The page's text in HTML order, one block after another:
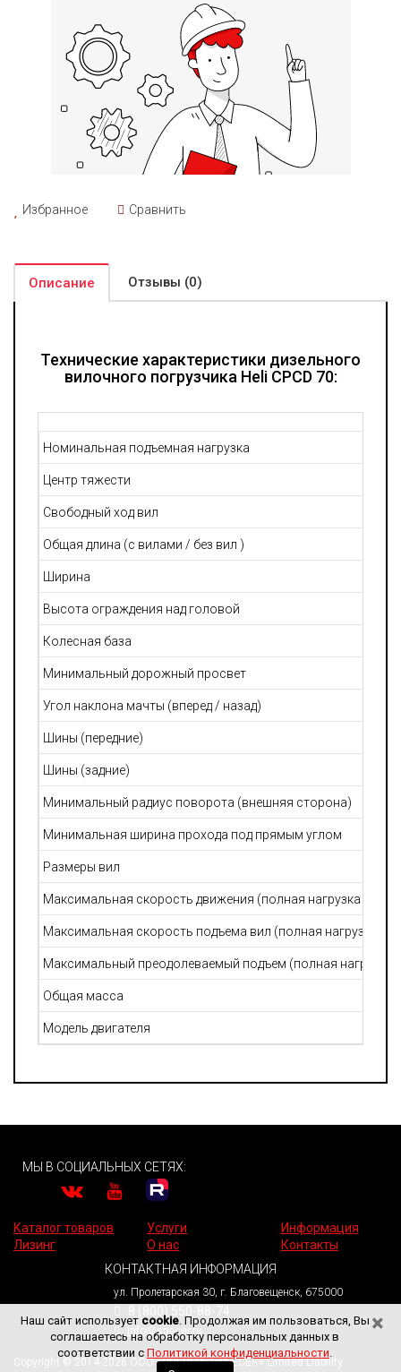
Избранное Сравнить
Описание Отзывы (0)
Технические характеристики дизельного
вилочного погрузчика Heli CPCD 70:
Номинальная подъемная нагрузка
Центр тяжести
Свободный ход вил
Общая длина (с вилами / без вил )
Ширина
Высота ограждения над головой
Колесная база
Минимальный дорожный просвет
Угол наклона мачты (вперед / назад)
Шины (передние)
Шины (задние)
Минимальный радиус поворота (внешняя сторона)
Минимальная ширина прохода под прямым углом
Размеры вил
Максимальная скорость движения (полная нагрузка / без
Максимальная скорость подъема вил (полная нагрузка /
Максимальный преодолеваемый подъем (полная нагрузка /
Общая масса
Модель двигателя
МЫ В СОЦИАЛЬНЫХ СЕТЯХ:
Каталог товаров Услуги
Информация
Лизинг
О нас
Контакты
КОНТАКТНАЯ ИНФОРМАЦИЯ
ул. Пролетарская 30, г. Благовещенск, 675000
8 (800) 550-88-74
info@specer.ru
Copyright © 2014-2026 ООО «СПЕЦЕР» («SPECER» Limited Liability
×
Наш сайт использует cookie. Продолжая им пользоваться, Вы
соглашаетесь на обработку персональных данных в
соответствии с Политикой конфиденциальности.